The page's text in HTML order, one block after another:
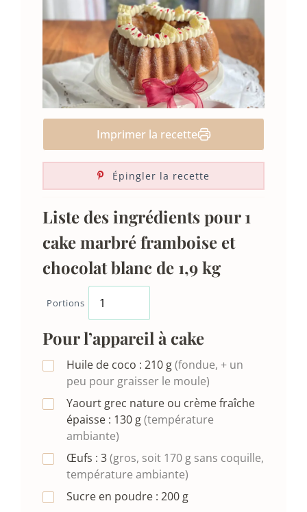
Imprimer la recette
Épingler la recette
Liste des ingrédients pour 1
cake marbré framboise et
chocolat blanc de 1,9 kg
Portions
Pour l’appareil à cake
Huile de coco : 210 g(fondue, + un
peu pour graisser le moule)
Yaourt grec nature ou crème fraîche
épaisse : 130 g(température
ambiante)
Œufs : 3(gros, soit 170 g sans coquille,
température ambiante)
Sucre en poudre : 200 g